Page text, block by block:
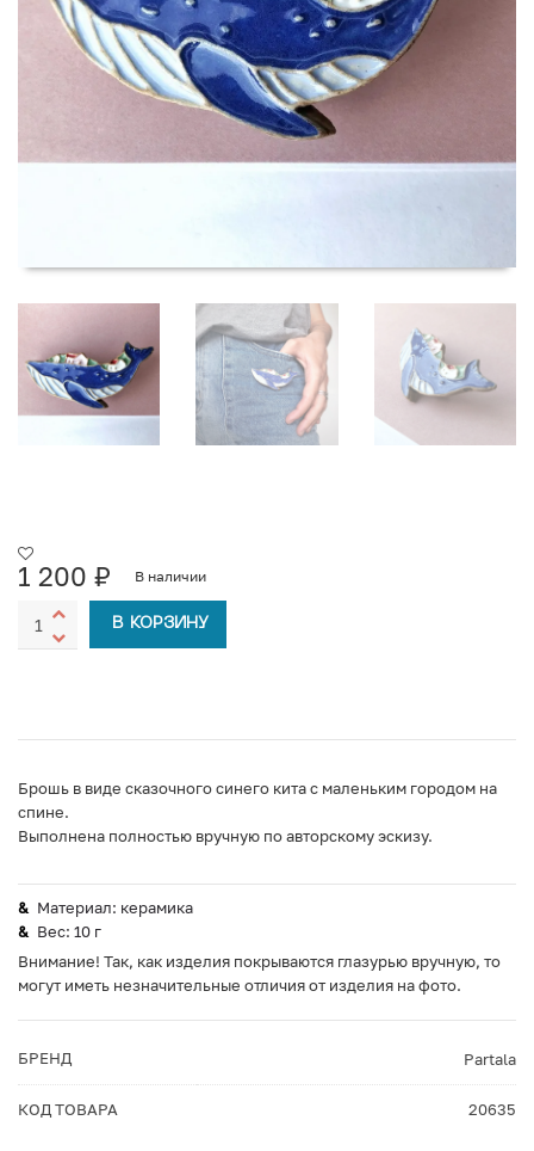
1 200 ₽ В наличии
В КОРЗИНУ
Брошь в виде сказочного синего кита с маленьким городом на
спине.
Выполнена полностью вручную по авторскому эскизу.
Материал: керамика
Вес: 10 г
Внимание! Так, как изделия покрываются глазурью вручную, то
могут иметь незначительные отличия от изделия на фото.
БРЕНД Partala
КОД ТОВАРА 20635